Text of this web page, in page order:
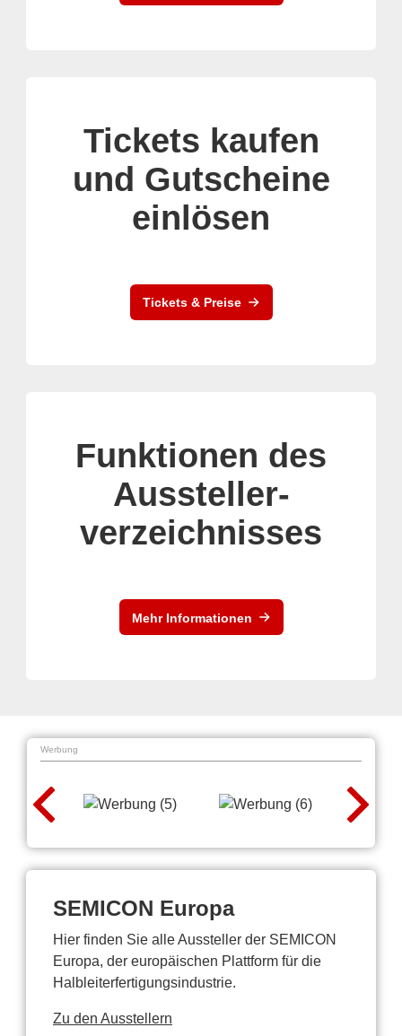
Tickets kaufen
und Gutscheine
einlösen
Tickets & Preise
Funktionen des
Aussteller-
verzeichnisses
Mehr Informationen
Werbung
SEMICON Europa
Hier finden Sie alle Aussteller der SEMICON
Europa, der europäischen Plattform für die
Halbleiterfertigungsindustrie.
Zu den Ausstellern